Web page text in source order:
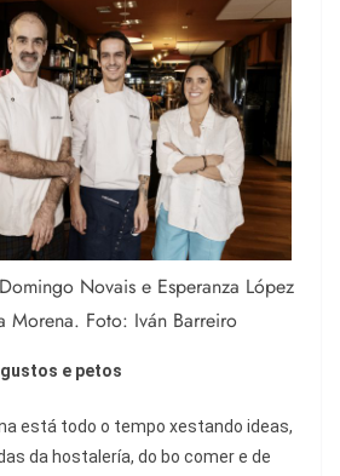
Novais e Esperanza López
Morena. Foto: Iván Barreiro
e petos
está todo o tempo xestando ideas,
da hostalería, do bo comer e de